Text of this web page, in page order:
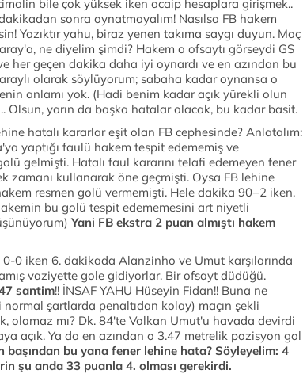
bile çok yüksek iken acaip hesaplara girişmek..
sonra oynatmayalım! Nasılsa FB hakem
Yazıktır yahu, biraz yenen takıma saygı duyun. Maç
ne diyelim şimdi? Hakem o ofsaytı görseydi GS
her geçen dakika daha iyi oynardı ve en azından bu
olarak söylüyorum; sabaha kadar oynansa o
anlamı yok. (Hadi benim kadar açık yürekli olun
Olsun, yarın da başka hatalar olacak, bu kadar basit.
hatalı kararlar eşit olan FB cephesinde? Anlatalım:
yaptığı faulü hakem tespit edememiş ve
gelmişti. Hatalı faul kararını telafi edemeyen fener
zamanı kullanarak öne geçmişti. Oysa FB lehine
resmen golü vermemişti. Hele dakika 90+2 iken.
bu golü tespit edememesini art niyetli
Yani FB ekstra 2 puan almıştı hakem
0 iken 6. dakikada Alanzinho ve Umut karşılarında
vaziyette gole gidiyorlar. Bir ofsayt düdüğü.
santim!! İNSAF YAHU Hüseyin Fidan!! Buna ne
şartlarda penaltıdan kolay) maçın şekli
olamaz mı? Dk. 84'te Volkan Umut'u havada devirdi
açık. Ya da en azından o 3.47 metrelik pozisyon gol
başından bu yana fener lehine hata? Söyleyelim: 4
şu anda 33 puanla 4. olması gerekirdi.